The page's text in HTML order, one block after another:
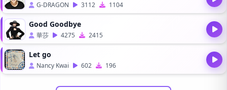
G-DRAGON 3112 1104
Good Goodbye
華莎 4275 2415
Let go
Nancy Kwai 602 196